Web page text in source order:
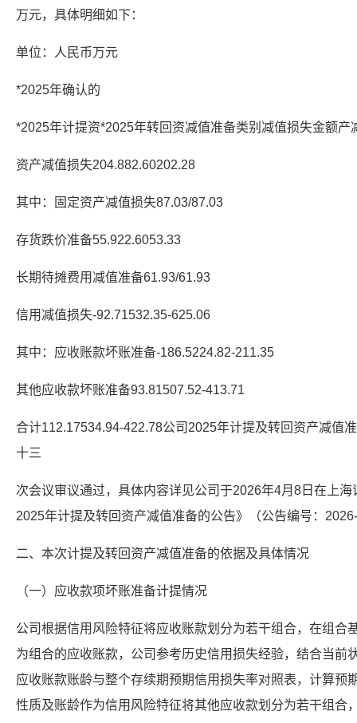
万元，具体明细如下：
单位：人民币万元
*2025年确认的
*2025年计提资*2025年转回资减值准备类别减值损失金额
资产减值损失204.882.60202.28
其中：固定资产减值损失87.03/87.03
存货跌价准备55.922.6053.33
长期待摊费用减值准备61.93/61.93
信用减值损失-92.71532.35-625.06
其中：应收账款坏账准备-186.5224.82-211.35
其他应收款坏账准备93.81507.52-413.71
合计112.17534.94-422.78公司2025年计提及转回资产减值
十三
次会议审议通过，具体内容详见公司于2026年4月8日在上
2025年计提及转回资产减值准备的公告》（公告编号：
二、本次计提及转回资产减值准备的依据及具体情况
（一）应收款项坏账准备计提情况
公司根据信用风险特征将应收账款划分为若干组合，在组合
为组合的应收账款，公司参考历史信用损失经验，结合当前
应收账款账龄与整个存续期预期信用损失率对照表，计算预
性质及账龄作为信用风险特征将其他应收款划分为若干组合